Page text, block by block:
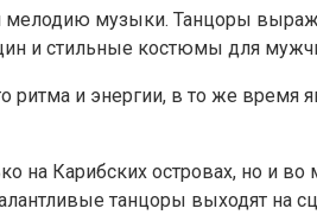
мелодию музыки. Танцоры
и стильные костюмы для
ритма и энергии, в то же
на Карибских островах, но и
танцоры выходят на